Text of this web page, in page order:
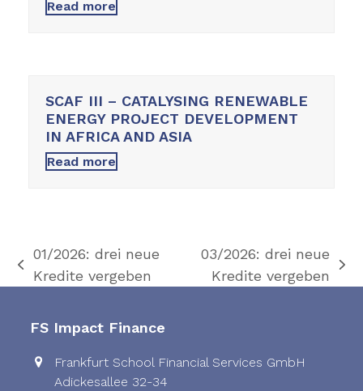
Read more
SCAF III – CATALYSING RENEWABLE
ENERGY PROJECT DEVELOPMENT
IN AFRICA AND ASIA
Read more
previous
01/2026: drei neue
Kredite vergeben
next
03/2026: drei neue
Kredite vergeben
FS Impact Finance
Frankfurt School Financial Services GmbH
Adickesallee 32-34